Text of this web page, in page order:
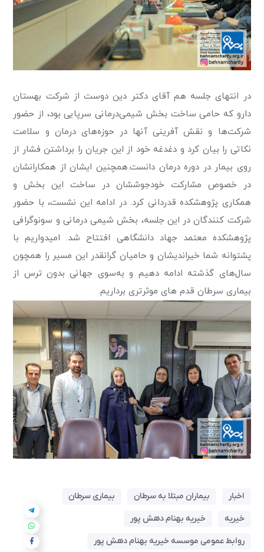
در انتهای جلسه هم آقای دکتر دین دوست از شرکت بهستان
دارو که حامی ساخت بخش شیمی‌درمانی سرپایی بود، از حضور
شرکت‌ها و نقش آفرینی آنها در حوزه‌های درمان و سلامت
نکاتی را بیان کرد و دغدغه خود از این جریان را برداشتن فشار از
روی بیمار در دوره درمان دانست.همچنین ایشان از همکارانشان
در خصوص مشارکت خودجوششان در ساخت این بخش و
همکاری پژوهشکده قدردانی کرد. در ادامه این نشست، با حضور
شرکت کنندگان در این جلسه، بخش شیمی درمانی و سونوگرافی
پژوهشکده معتمد جهاد دانشگاهی افتتاح شد. امیدواریم با
پشتوانه شما خیراندیشان و حامیان گرانقدر این مسیر را همچون
سال‌های گذشته ادامه دهیم و به‌سوی جهانی بدون ترس از
بیماری سرطان قدم های موثرتری برداریم.
اخبار بیماران مبتلا به سرطان
بیماری سرطان
خیریه
خیریه بهنام دهش پور
روابط عمومی موسسه خیریه بهنام دهش پور